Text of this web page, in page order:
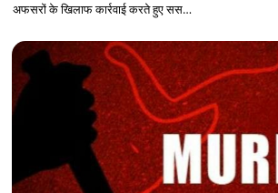
अफसरों के खिलाफ कार्रवाई करते हुए सस…